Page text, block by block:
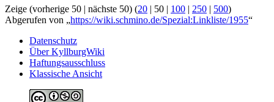
Zeige (vorherige 50 | nächste 50) (20 | 50 | 100 | 250 | 500)
Abgerufen von „https://wiki.schmino.de/Spezial:Linkliste/1955“
Datenschutz
Über KyllburgWiki
Haftungsausschluss
Klassische Ansicht